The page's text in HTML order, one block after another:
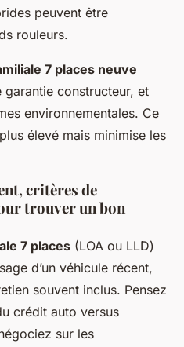
peuvent être
rouleurs.
7 places neuve
constructeur, et
environnementales. Ce
élevé mais minimise les
critères de
trouver un bon
7 places (LOA ou LLD)
d’un véhicule récent,
souvent inclus. Pensez
crédit auto versus
sur les